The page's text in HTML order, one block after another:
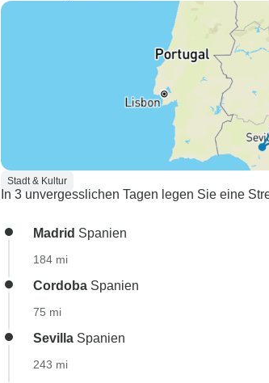
Stadt & Kultur
In 3 unvergesslichen Tagen legen Sie eine
Madrid Spanien
184 mi
Cordoba Spanien
75 mi
Sevilla Spanien
243 mi